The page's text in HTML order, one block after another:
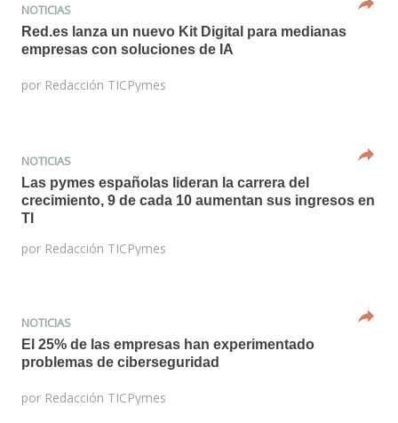
NOTICIAS
Red.es lanza un nuevo Kit Digital para medianas
empresas con soluciones de IA
por Redacción TICPymes
NOTICIAS
Las pymes españolas lideran la carrera del
crecimiento, 9 de cada 10 aumentan sus ingresos en
TI
por Redacción TICPymes
NOTICIAS
El 25% de las empresas han experimentado
problemas de ciberseguridad
por Redacción TICPymes